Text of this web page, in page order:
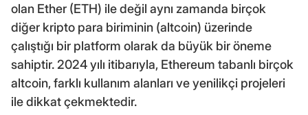
olan Ether (ETH) ile değil aynı zamanda birçok
diğer kripto para biriminin (altcoin) üzerinde
çalıştığı bir platform olarak da büyük bir öneme
sahiptir. 2024 yılı itibarıyla, Ethereum tabanlı birçok
altcoin, farklı kullanım alanları ve yenilikçi projeleri
ile dikkat çekmektedir.